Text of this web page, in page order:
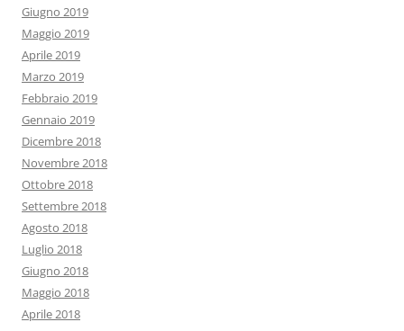
Giugno 2019
Maggio 2019
Aprile 2019
Marzo 2019
Febbraio 2019
Gennaio 2019
Dicembre 2018
Novembre 2018
Ottobre 2018
Settembre 2018
Agosto 2018
Luglio 2018
Giugno 2018
Maggio 2018
Aprile 2018